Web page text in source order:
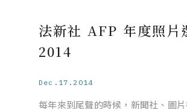
法新社 AFP 年度照片
2014
Dec.17.2014
每年來到尾聲的時候，新聞社、圖